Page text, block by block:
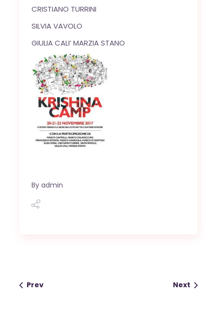
CRISTIANO TURRINI
SILVIA VAVOLO
GIULIA CALI’ MARZIA STANO
By admin
Prev Next